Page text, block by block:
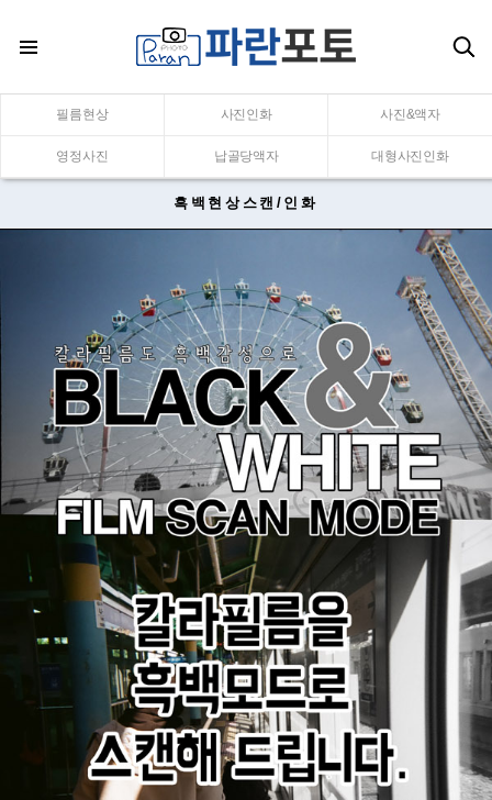
필름현상 사진인화 사진&액자
영정사진 납골당액자 대형사진인화
흑백현상스캔/인화